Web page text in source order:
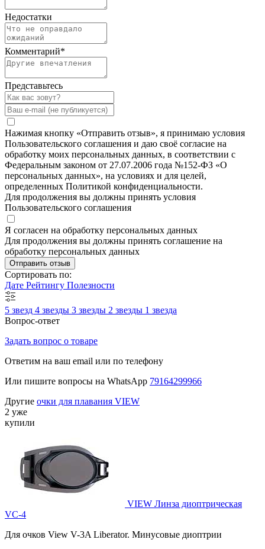
Недостатки
Комментарий*
Представьтесь
Нажимая кнопку «Отправить отзыв», я принимаю условия
Пользовательского соглашения и даю своё согласие на
обработку моих персональных данных, в соответствии с
Федеральным законом от 27.07.2006 года №152-ФЗ «О
персональных данных», на условиях и для целей,
определенных Политикой конфиденциальности.
Для продолжения вы должны принять условия
Пользовательского соглашения
Я согласен на обработку персональных данных
Для продолжения вы должны принять соглашение на
обработку персональных данных
Отправить отзыв
Сортировать по:
Дате Рейтингу Полезности
5 звезд 4 звезды 3 звезды 2 звезды 1 звезда
Вопрос-ответ
Задать вопрос о товаре
Ответим на ваш email или по телефону
Или пишите вопросы на WhatsApp 79164299966
Другие очки для плавания VIEW
2 уже
купили
VIEW Линза диоптрическая
VC-4
Для очков View V-3A Liberator. Минусовые диоптрии